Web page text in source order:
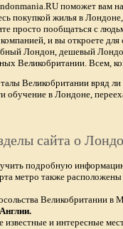
поможет вам
покупкой жилья в
просто пообщаться с
и вы откроете
Лондон, дешевый
Великобритании. Всем,
Великобритании вряд
обучение в Лондоне,
сайта о
подробную информацию
метро также расположены
Великобритании в
и интересные